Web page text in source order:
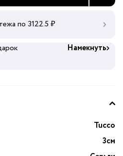
по 3122.5 ₽
Намекнуть
Tucco
3см